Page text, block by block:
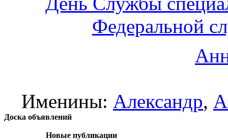
Федеральной
Именины: Александр,
Доска объявлений
Новые публикации